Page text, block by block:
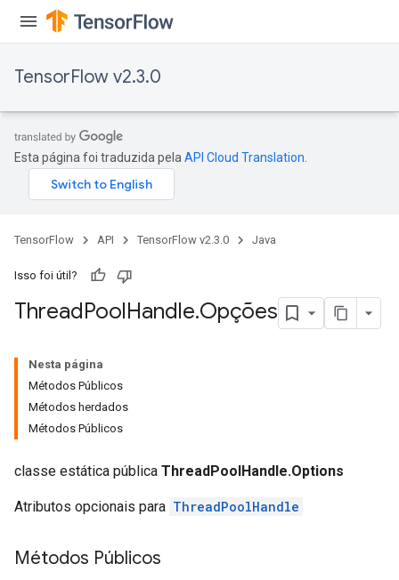
TensorFlow v2.3.0
Esta página foi traduzida pela API Cloud Translation
TensorFlow API TensorFlow v2.3.0 Java
Isso foi útil?
ThreadPoolHandle.Opções
Nesta página
Métodos Públicos
Métodos herdados
Métodos Públicos
classe estática pública ThreadPoolHandle.Options
Atributos opcionais para ThreadPoolHandle
Métodos Públicos